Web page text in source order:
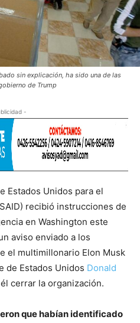
sin explicación, ha sido una de las
de Trump
-
Estados Unidos para el
recibió instrucciones de
en Washington este
aviso enviado a los
el multimillonario Elon Musk
de Estados Unidos Donald
cerrar la organización.
que habían identificado